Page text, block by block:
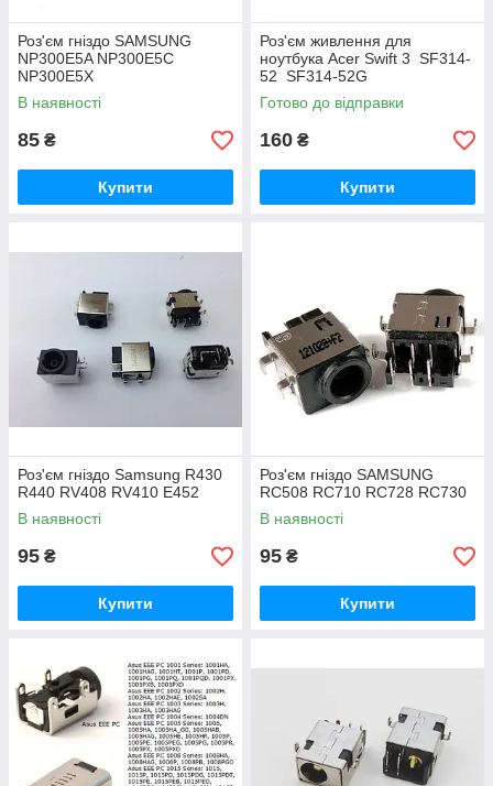
Роз'єм гніздо SAMSUNG
NP300E5A NP300E5C
NP300E5X
В наявності
85 ₴
Купити
Роз'єм живлення для
ноутбука Acer Swift 3 SF314-
52 SF314-52G
Готово до відправки
160 ₴
Купити
Роз'єм гніздо Samsung R430
R440 RV408 RV410 E452
В наявності
95 ₴
Купити
Роз'єм гніздо SAMSUNG
RC508 RC710 RC728 RC730
В наявності
95 ₴
Купити